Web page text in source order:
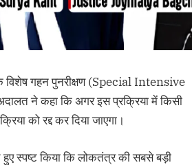
के विशेष गहन पुनरीक्षण (Special Intensive
ने कहा कि अगर इस प्रक्रिया में किसी
को रद्द कर दिया जाएगा।
हुए स्पष्ट किया कि लोकतंत्र की सबसे बड़ी